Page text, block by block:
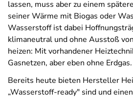
lassen, muss aber zu einem
seiner Wärme mit Biogas oder
Wasserstoff ist dabei
klimaneutral und ohne Ausstoß
heizen: Mit vorhandener
Gasnetzen, aber eben ohne Erdgas.
Bereits heute bieten Hersteller
„Wasserstoff-ready" sind und